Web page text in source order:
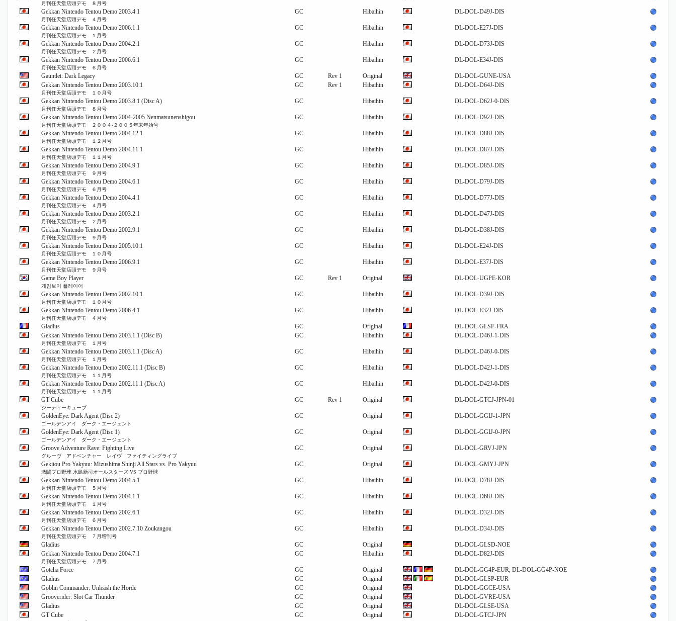
月刊任天堂店頭デモ ８月号
Gekkan Nintendo Tentou Demo 2003.4.1
月刊任天堂店頭デモ ４月号
GC Hibaihin DL-DOL-D49J-DIS
Gekkan Nintendo Tentou Demo 2006.1.1
月刊任天堂店頭デモ １月号
GC Hibaihin DL-DOL-E27J-DIS
Gekkan Nintendo Tentou Demo 2004.2.1
月刊任天堂店頭デモ ２月号
GC Hibaihin DL-DOL-D73J-DIS
Gekkan Nintendo Tentou Demo 2006.6.1
月刊任天堂店頭デモ ６月号
GC Hibaihin DL-DOL-E34J-DIS
Gauntlet: Dark Legacy GC Rev 1 Original
DL-DOL-GUNE-USA
Gekkan Nintendo Tentou Demo 2003.10.1
月刊任天堂店頭デモ １０月号
GC Rev 1 Hibaihin DL-DOL-D64J-DIS
Gekkan Nintendo Tentou Demo 2003.8.1 (Disc A)
月刊任天堂店頭デモ ８月号
GC Hibaihin DL-DOL-D62J-0-DIS
Gekkan Nintendo Tentou Demo 2004-2005 Nenmatsunenshigou
月刊任天堂店頭デモ ２００４‐２００５年末年始号
GC Hibaihin DL-DOL-D92J-DIS
Gekkan Nintendo Tentou Demo 2004.12.1
月刊任天堂店頭デモ １２月号
GC Hibaihin DL-DOL-D88J-DIS
Gekkan Nintendo Tentou Demo 2004.11.1
月刊任天堂店頭デモ １１月号
GC Hibaihin DL-DOL-D87J-DIS
Gekkan Nintendo Tentou Demo 2004.9.1
月刊任天堂店頭デモ ９月号
GC Hibaihin DL-DOL-D85J-DIS
Gekkan Nintendo Tentou Demo 2004.6.1
月刊任天堂店頭デモ ６月号
GC Hibaihin DL-DOL-D79J-DIS
Gekkan Nintendo Tentou Demo 2004.4.1
月刊任天堂店頭デモ ４月号
GC Hibaihin DL-DOL-D77J-DIS
Gekkan Nintendo Tentou Demo 2003.2.1
月刊任天堂店頭デモ ２月号
GC Hibaihin DL-DOL-D47J-DIS
Gekkan Nintendo Tentou Demo 2002.9.1
月刊任天堂店頭デモ ９月号
GC Hibaihin DL-DOL-D38J-DIS
Gekkan Nintendo Tentou Demo 2005.10.1
月刊任天堂店頭デモ １０月号
GC Hibaihin DL-DOL-E24J-DIS
Gekkan Nintendo Tentou Demo 2006.9.1
月刊任天堂店頭デモ ９月号
GC Hibaihin DL-DOL-E37J-DIS
Game Boy Player
게임보이 플레이어
GC Rev 1 Original DL-DOL-UGPE-KOR
Gekkan Nintendo Tentou Demo 2002.10.1
月刊任天堂店頭デモ １０月号
GC Hibaihin DL-DOL-D39J-DIS
Gekkan Nintendo Tentou Demo 2006.4.1
月刊任天堂店頭デモ ４月号
GC Hibaihin DL-DOL-E32J-DIS
Gladius GC Original
DL-DOL-GLSF-FRA
Gekkan Nintendo Tentou Demo 2003.1.1 (Disc B)
月刊任天堂店頭デモ １月号
GC Hibaihin DL-DOL-D46J-1-DIS
Gekkan Nintendo Tentou Demo 2003.1.1 (Disc A)
月刊任天堂店頭デモ １月号
GC Hibaihin DL-DOL-D46J-0-DIS
Gekkan Nintendo Tentou Demo 2002.11.1 (Disc B)
月刊任天堂店頭デモ １１月号
GC Hibaihin DL-DOL-D42J-1-DIS
Gekkan Nintendo Tentou Demo 2002.11.1 (Disc A)
月刊任天堂店頭デモ １１月号
GC Hibaihin DL-DOL-D42J-0-DIS
GT Cube
ジーティーキューブ
GC Rev 1 Original DL-DOL-GTCJ-JPN-01
GoldenEye: Dark Agent (Disc 2)
ゴールデンアイ ダーク・エージェント
GC Original DL-DOL-GGIJ-1-JPN
GoldenEye: Dark Agent (Disc 1)
ゴールデンアイ ダーク・エージェント
GC Original DL-DOL-GGIJ-0-JPN
Groove Adventure Rave: Fighting Live
グルーヴ アドベンチャー レイヴ ファイティングライブ
GC Original DL-DOL-GRVJ-JPN
Gekitou Pro Yakyuu: Mizushima Shinji All Stars vs. Pro Yakyuu
激闘プロ野球 水島新司オールスターズ VS プロ野球
GC Original DL-DOL-GMYJ-JPN
Gekkan Nintendo Tentou Demo 2004.5.1
月刊任天堂店頭デモ ５月号
GC Hibaihin DL-DOL-D78J-DIS
Gekkan Nintendo Tentou Demo 2004.1.1
月刊任天堂店頭デモ １月号
GC Hibaihin DL-DOL-D68J-DIS
Gekkan Nintendo Tentou Demo 2002.6.1
月刊任天堂店頭デモ ６月号
GC Hibaihin DL-DOL-D32J-DIS
Gekkan Nintendo Tentou Demo 2002.7.10 Zoukangou
月刊任天堂店頭デモ ７月増刊号
GC Hibaihin DL-DOL-D34J-DIS
Gladius GC Original
DL-DOL-GLSD-NOE
Gekkan Nintendo Tentou Demo 2004.7.1
月刊任天堂店頭デモ ７月号
GC Hibaihin DL-DOL-D82J-DIS
Gotcha Force GC Original
DL-DOL-GG4P-EUR, DL-DOL-GG4P-NOE
Gladius
GC Original
DL-DOL-GLSP-EUR
Goblin Commander: Unleash the Horde
GC Original
DL-DOL-GGCE-USA
Grooverider: Slot Car Thunder
GC Original
DL-DOL-GVRE-USA
Gladius
GC Original
DL-DOL-GLSE-USA
GT Cube
GC Original DL-DOL-GTCJ-JPN